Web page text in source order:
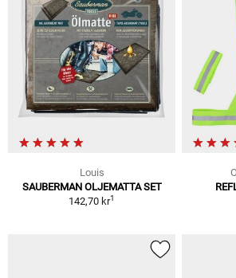
Louis
SAUBERMAN OLJEMATTA SET
142,70 kr1